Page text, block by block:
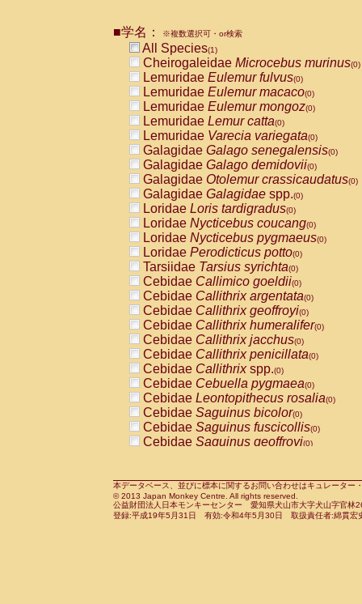
CebidaeCebus nigrivittatus
CebidaeCebus
CebidaeSaimiri boliviensis(0)
CebidaeSaimiri sciureus(0)
AtelidaeAlouatta caraya(0)
AtelidaeAlouatta fusca(0)
AtelidaeAlouatta seniculus
AtelidaeAlouattaspp.(0)
AtelidaeAteles belzebuth(0)
AtelidaeAteles geoffroyi(0)
AtelidaeAteles paniscus(0)
AtelidaeAtelesspp.(0)
Atelidae Lagothrix lagothricha
AtelidaeLagothrix lagothricha cana
PitheciidaeCacajao calvus
PitheciidaeCallicebus cupreus
PitheciidaeCallicebus donacophilus
PitheciidaeCallicebus moloch
PitheciidaeCallicebus torquatus
PitheciidaeCallicebusspp.(0)
PitheciidaeChiropotes satanas(0)
PitheciidaePithecia monachus
PitheciidaePithecia pithecia(0)
CercopithecidaeCercocebus agilis
CercopithecidaeCercocebus
CercopithecidaeCercocebus
CercopithecidaeCercocebus
CercopithecidaeCercocebus
CercopithecidaeCercocebushybrid
CercopithecidaePapio anubis(0)
CercopithecidaePapio cynocephalus
CercopithecidaePapio hamadryas(0)
■学名： ※複数選択可・or検索
All Species(1)
Cheirogaleidae Microcebus murinus(0)
Lemuridae Eulemur fulvus(0)
Lemuridae Eulemur macaco(0)
Lemuridae Eulemur mongoz(0)
Lemuridae Lemur catta(0)
Lemuridae Varecia variegata(0)
Galagidae Galago senegalensis(0)
Galagidae Galago demidovii(0)
Galagidae Otolemur crassicaudatus(0)
Galagidae Galagidae spp.(0)
Loridae Loris tardigradus(0)
Loridae Nycticebus coucang(0)
Loridae Nycticebus pygmaeus(0)
Loridae Perodicticus potto(0)
Tarsiidae Tarsius syrichta(0)
Cebidae Callimico goeldii(0)
Cebidae Callithrix argentata(0)
Cebidae Callithrix geoffroyi(0)
Cebidae Callithrix humeralifer(0)
Cebidae Callithrix jacchus(0)
Cebidae Callithrix penicillata(0)
Cebidae Callithrixspp.(0)
Cebidae Cebuella pygmaea(0)
Cebidae Leontopithecus rosalia(0)
Cebidae Saguinus bicolor(0)
Cebidae Saguinus fuscicollis(0)
Cebidae Saguinus geoffroyi(0)
CebidaeSaguinus leucopus(0)
CebidaeSaguinus midas(0)
Cebidae Saguinus mystax(0)
本データベース、並びに標本に関するお問い合わせはキュレータ
© 2013 Japan Monkey Centre. All rights reserved.
公益財団法人日本モンキーセンター 愛知県犬山市大字犬山字官
登録:平成19年5月31日 有効:令和4年5月30日 取扱責任者:綿貫宏